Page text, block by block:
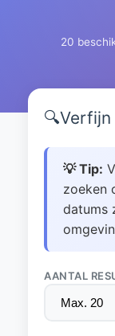
20
🔍
💡 Tip:
zoeken
datums
AANTAL